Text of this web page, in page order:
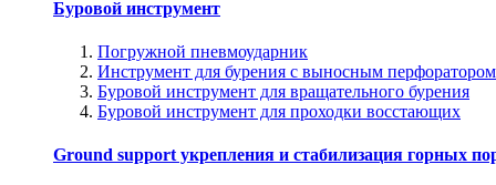
Буровой инструмент
Погружной пневмоударник
Инструмент для бурения с выносным перфоратором
Буровой инструмент для вращательного бурения
Буровой инструмент для проходки восстающих
Ground support укрепления и стабилизация горных